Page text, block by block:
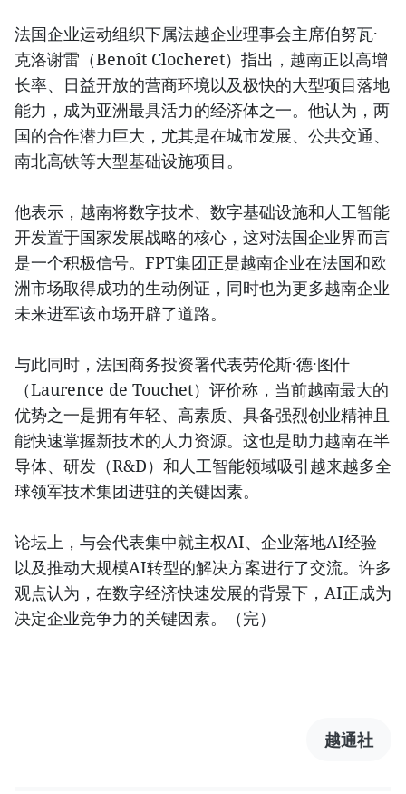
法国企业运动组织下属法越企业理事会主席伯努瓦·
克洛谢雷（Benoît Clocheret）指出，越南正以高增
长率、日益开放的营商环境以及极快的大型项目落地
能力，成为亚洲最具活力的经济体之一。他认为，两
国的合作潜力巨大，尤其是在城市发展、公共交通、
南北高铁等大型基础设施项目。
他表示，越南将数字技术、数字基础设施和人工智能
开发置于国家发展战略的核心，这对法国企业界而言
是一个积极信号。FPT集团正是越南企业在法国和欧
洲市场取得成功的生动例证，同时也为更多越南企业
未来进军该市场开辟了道路。
与此同时，法国商务投资署代表劳伦斯·德·图什
（Laurence de Touchet）评价称，当前越南最大的
优势之一是拥有年轻、高素质、具备强烈创业精神且
能快速掌握新技术的人力资源。这也是助力越南在半
导体、研发（R&D）和人工智能领域吸引越来越多全
球领军技术集团进驻的关键因素。
论坛上，与会代表集中就主权AI、企业落地AI经验
以及推动大规模AI转型的解决方案进行了交流。许多
观点认为，在数字经济快速发展的背景下，AI正成为
决定企业竞争力的关键因素。（完）
越通社